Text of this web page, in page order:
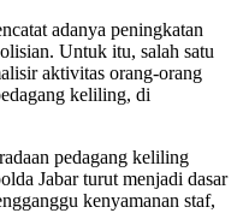
adanya peningkatan
Untuk itu, salah satu
aktivitas orang-orang
keliling, di
pedagang keliling
Jabar turut menjadi dasar
kenyamanan staf,